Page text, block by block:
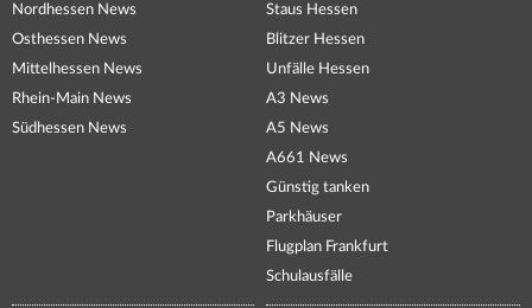
Nordhessen News
Osthessen News
Mittelhessen News
Rhein-Main News
Südhessen News
Staus Hessen
Blitzer Hessen
Unfälle Hessen
A3 News
A5 News
A661 News
Günstig tanken
Parkhäuser
Flugplan Frankfurt
Schulausfälle